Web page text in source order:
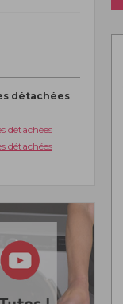
détachées
détachées
détachées